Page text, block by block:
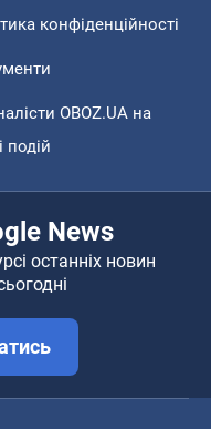
конфіденційності
OBOZ.UA на
подій
News
останніх новин